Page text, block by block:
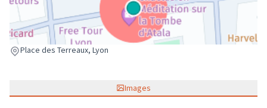
Place des Terreaux, Lyon
(Lien externe)
Images